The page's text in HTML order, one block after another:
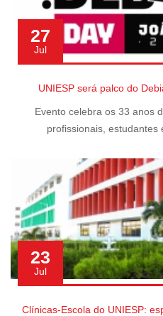
27
Jul
UNIESP será palco do
Evento celebra os 33 anos
profissionais, estudantes
23
Jul
Clínicas-Escola do UNIESP: